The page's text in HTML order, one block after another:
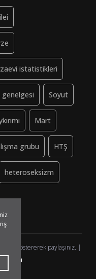
istatistikleri
Soyut
Mart
grubu HTŞ
heteroseksizm
göstererek paylaşınız. |